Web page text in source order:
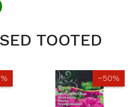
TOOTED
−50%